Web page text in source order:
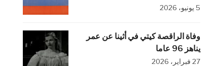
5 يونيو، 2026
وفاة الراقصة كيتي في أثينا عن عمر
يناهز 96 عاما
27 فبراير، 2026